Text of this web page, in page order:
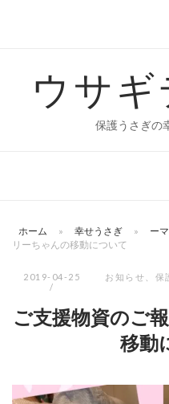
ウサ
保護うさぎの
ホーム » 幸せうさぎ » ー
リーちゃんの移動について
2019-04-25 お知らせ 保
ご支援物資のご
移動